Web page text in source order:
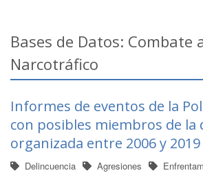
Bases de Datos: Combate
Narcotráfico
Informes de eventos de la
con posibles miembros de la
organizada entre 2006 y 2019
Delincuencia Agresiones